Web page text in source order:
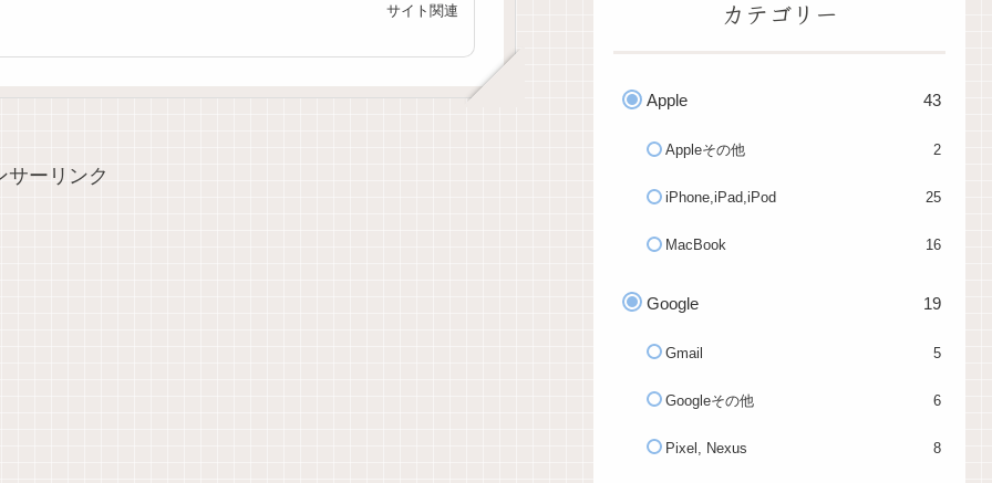
サイト関連
サーリンク
カテゴリー
Apple 43
Appleその他 2
iPhone,iPad,iPod 25
MacBook 16
Google 19
Gmail 5
Googleその他 6
Pixel, Nexus 8